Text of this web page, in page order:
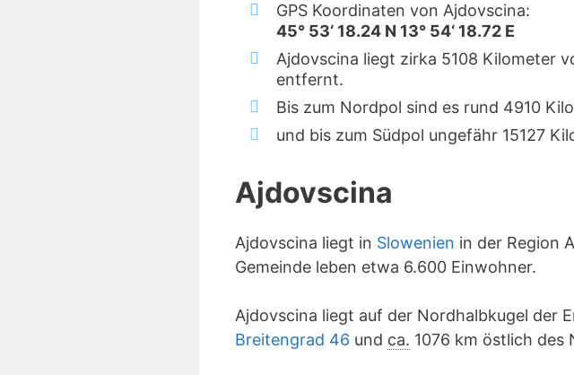
GPS Koordinaten von Ajdovscina:
45° 53‘ 18.24 N 13° 54‘ 18.72 E
Ajdovscina liegt zirka 5108 Kilometer
entfernt.
Bis zum Nordpol sind es rund 4910
und bis zum Südpol ungefähr 15127
Ajdovscina
Ajdovscina liegt in Slowenien in der Region
Gemeinde leben etwa 6.600 Einwohner.
Ajdovscina liegt auf der Nordhalbkugel der
Breitengrad 46 und ca. 1076 km östlich des